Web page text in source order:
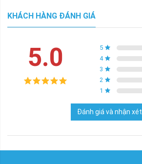
KHÁCH HÀNG ĐÁNH GIÁ
5.0 5
4
3
2
1
Đánh giá và nhận xét